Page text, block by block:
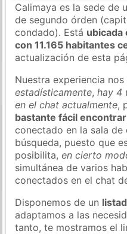
Calimaya es la sede de
de segundo órden
condado). Está ubicada
con 11.165 habitantes
actualización de esta
Nuestra experiencia nos
estadísticamente,hay 4
en el chat actualmente,
bastante fácil
conectado en la sala
búsqueda, puesto que
posibilita,en cierto
simultánea de varios
conectados en el chat
Disponemos de un
adaptamos a las
tanto, te mostramos el